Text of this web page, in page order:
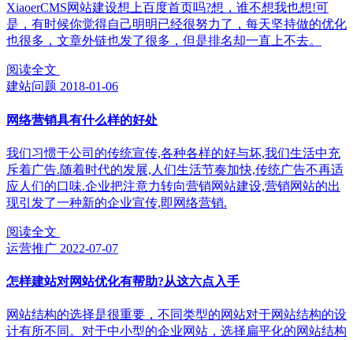
XiaoerCMS网站建设想上百度首页吗?想，谁不想我也想!可
是，有时候你觉得自己明明已经很努力了，每天坚持做的优化
也很多，文章外链也发了很多，但是排名却一直上不去。
阅读全文
建站问题 2018-01-06
网络营销具有什么样的好处
我们习惯于公司的传统宣传,各种各样的好与坏,我们生活中充
斥着广告.随着时代的发展,人们生活节奏加快,传统广告不再适
应人们的口味.企业把注意力转向营销网站建设,营销网站的出
现引发了一种新的企业宣传,即网络营销.
阅读全文
运营推广 2022-07-07
怎样建站对网站优化有帮助?从这六点入手
网站结构的选择是很重要，不同类型的网站对于网站结构的设
计有所不同。对于中小型的企业网站，选择扁平化的网站结构